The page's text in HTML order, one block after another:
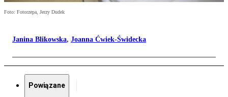
Foto: Fotorzepa, Jerzy Dudek
Janina Blikowska, Joanna Ćwiek-Świdecka
Powiązane